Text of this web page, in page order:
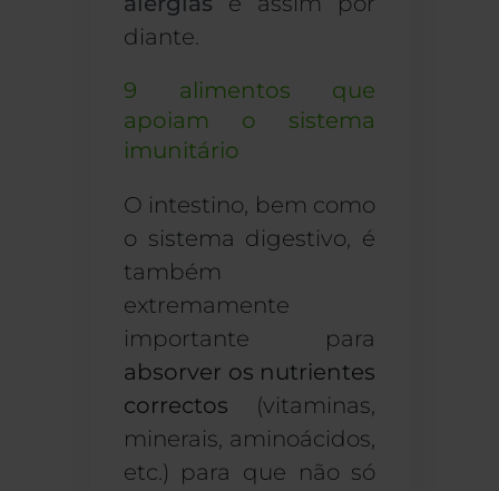
diante.
9 alimentos que
apoiam o sistema
imunitário
O intestino, bem como
o sistema digestivo, é
também
extremamente
importante para
absorver os nutrientes
correctos (vitaminas,
minerais, aminoácidos,
etc.) para que não só